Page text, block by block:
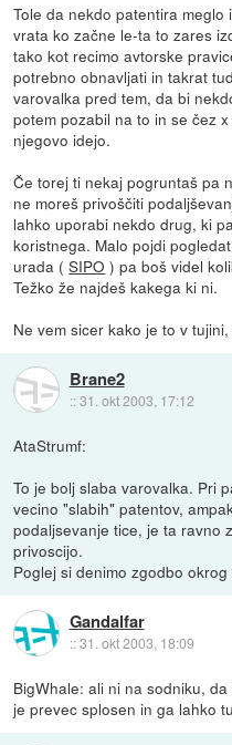
Tole da nekdo patentira
vrata ko začne le-ta to zares
tako kot recimo avtorske
potrebno obnavljati in takrat
varovalka pred tem, da bi
potem pozabil na to in se čez
njegovo idejo.
Če torej ti nekaj pogruntaš pa
ne moreš privoščiti
lahko uporabi nekdo drug, ki
koristnega. Malo pojdi
urada (SIPO ) pa boš videl
Težko že najdeš kakega ki ni.
Ne vem sicer kako je to v
Brane2
::31. okt 2003, 17:12
AtaStrumf:
To je bolj slaba varovalka. Pri
vecino "slabih" patentov,
podaljsevanje tice, je ta ravno
privoscijo.
Poglej si denimo zgodbo
Gandalfar
::31. okt 2003, 18:09
BigWhale: ali ni na sodniku,
je prevec splosen in ga lahko